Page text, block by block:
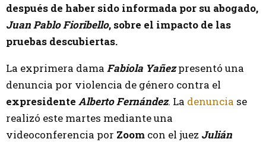
después de haber sido informada por su abogado,
Juan Pablo Fioribello, sobre el impacto de las
pruebas descubiertas.
La exprimera dama Fabiola Yañezpresentó una
denuncia por violencia de género contra el
expresidente Alberto Fernández. La denuncia se
realizó este martes mediante una
videoconferencia por Zoom con el juez Julián